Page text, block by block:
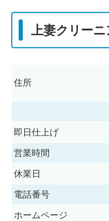
上妻クリー
住所
即日仕上げ
営業時間
休業日
電話番号
ホームページ